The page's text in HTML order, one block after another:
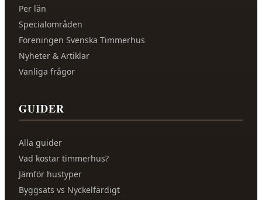
Per län
Specialområden
Föreningen Svenska Timmerhus
Nyheter & Artiklar
Vanliga frågor
GUIDER
Alla guider
Vad kostar timmerhus?
Jämför hustyper
Byggsats vs Nyckelfärdigt